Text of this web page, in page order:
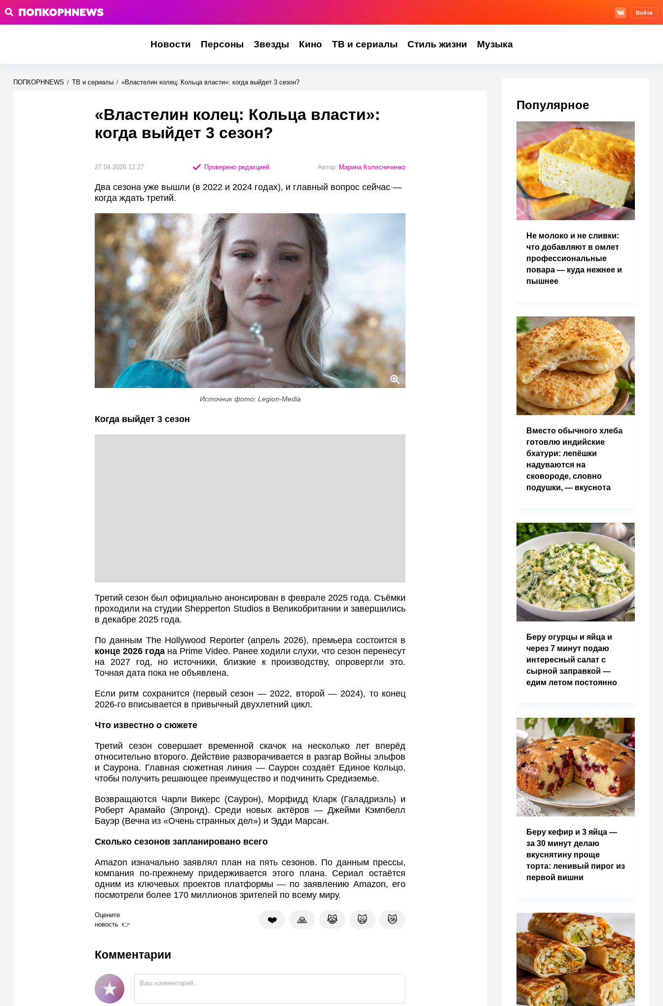
Войти
Новости Персоны Звезды Кино ТВ и сериалы Стиль жизни Музыка
ПОПКОРНNEWS / ТВ и сериалы / «Властелин колец: Кольца власти»: когда выйдет 3 сезон?
«Властелин колец: Кольца власти»:
когда выйдет 3 сезон?
27.04.2026 12:27 Проверено редакцией Автор: Марина Колесниченко
Два сезона уже вышли (в 2022 и 2024 годах), и главный вопрос сейчас —
когда ждать третий.
Источник фото: Legion-Media
Когда выйдет 3 сезон
Третий сезон был официально анонсирован в феврале 2025 года. Съёмки
проходили на студии Shepperton Studios в Великобритании и завершились
в декабре 2025 года.
По данным The Hollywood Reporter (апрель 2026), премьера состоится в
конце 2026 года на Prime Video. Ранее ходили слухи, что сезон перенесут
на 2027 год, но источники, близкие к производству, опровергли это.
Точная дата пока не объявлена.
Если ритм сохранится (первый сезон — 2022, второй — 2024), то конец
2026-го вписывается в привычный двухлетний цикл.
Что известно о сюжете
Третий сезон совершает временной скачок на несколько лет вперёд
относительно второго. Действие разворачивается в разгар Войны эльфов
и Саурона. Главная сюжетная линия — Саурон создаёт Единое Кольцо,
чтобы получить решающее преимущество и подчинить Средиземье.
Возвращаются Чарли Викерс (Саурон), Морфидд Кларк (Галадриэль) и
Роберт Арамайо (Элронд). Среди новых актёров — Джейми Кэмпбелл
Бауэр (Вечна из «Очень странных дел») и Эдди Марсан.
Сколько сезонов запланировано всего
Amazon изначально заявлял план на пять сезонов. По данным прессы,
компания по-прежнему придерживается этого плана. Сериал остаётся
одним из ключевых проектов платформы — по заявлению Amazon, его
посмотрели более 170 миллионов зрителей по всему миру.
Оцените
новость
❤️ 🙏 😹 🙀 😿
Комментарии
Популярное
Не молоко и не сливки:
что добавляют в омлет
профессиональные
повара — куда нежнее и
пышнее
Вместо обычного хлеба
готовлю индийские
бхатури: лепёшки
надуваются на
сковороде, словно
подушки, — вкуснота
Беру огурцы и яйца и
через 7 минут подаю
интересный салат с
сырной заправкой —
едим летом постоянно
Беру кефир и 3 яйца —
за 30 минут делаю
вкуснятину проще
торта: ленивый пирог из
первой вишни